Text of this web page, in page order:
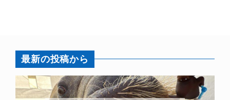
最新の投稿から